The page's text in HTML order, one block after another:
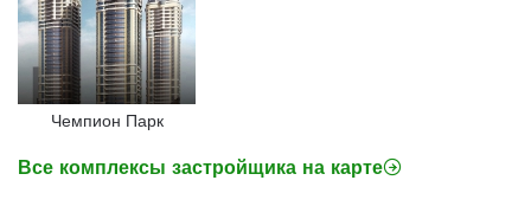
Чемпион Парк
Все комплексы застройщика на карте